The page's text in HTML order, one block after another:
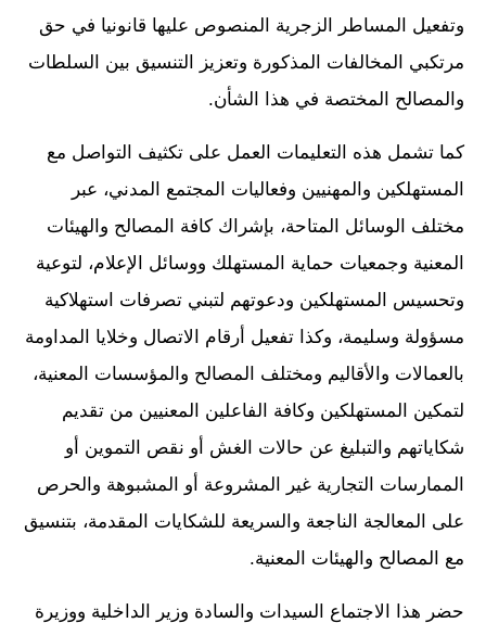
وتفعيل المساطر الزجرية المنصوص عليها قانونيا في حق
مرتكبي المخالفات المذكورة وتعزيز التنسيق بين السلطات
والمصالح المختصة في هذا الشأن.
كما تشمل هذه التعليمات العمل على تكثيف التواصل مع
المستهلكين والمهنيين وفعاليات المجتمع المدني، عبر
مختلف الوسائل المتاحة، بإشراك كافة المصالح والهيئات
المعنية وجمعيات حماية المستهلك ووسائل الإعلام، لتوعية
وتحسيس المستهلكين ودعوتهم لتبني تصرفات استهلاكية
مسؤولة وسليمة، وكذا تفعيل أرقام الاتصال وخلايا المداومة
بالعمالات والأقاليم ومختلف المصالح والمؤسسات المعنية،
لتمكين المستهلكين وكافة الفاعلين المعنيين من تقديم
شكاياتهم والتبليغ عن حالات الغش أو نقص التموين أو
الممارسات التجارية غير المشروعة أو المشبوهة والحرص
على المعالجة الناجعة والسريعة للشكايات المقدمة، بتنسيق
مع المصالح والهيئات المعنية.
حضر هذا الاجتماع السيدات والسادة وزير الداخلية ووزيرة